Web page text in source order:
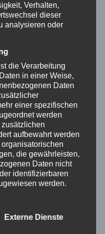
Verhalten,
dieser
analysieren oder
die Verarbeitung
in einer Weise,
Daten
einer spezifischen
werden
aufbewahrt werden
die gewährleisten,
Daten nicht
identifizierbaren
werden.
Externe Dienste